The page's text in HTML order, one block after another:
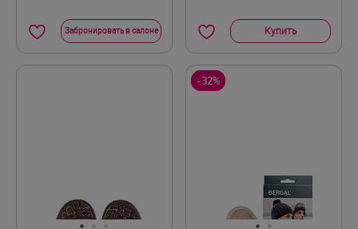
Размер 36
Забронировать в салоне Купить
-32%